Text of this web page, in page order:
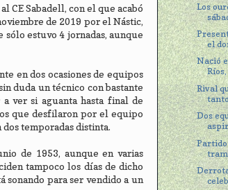
CE Sabadell, con el que acabó
de 2019 por el Nástic,
sólo estuvo 4 jornadas, aunque
en dos ocasiones de equipos
duda un técnico con bastante
ver si aguanta hasta final de
que desfilaron por el equipo
temporadas distinta.
de 1953, aunque en varias
tampoco los días de dicho
para ser vendido a un
Los
el
Nació
Rival
Dos